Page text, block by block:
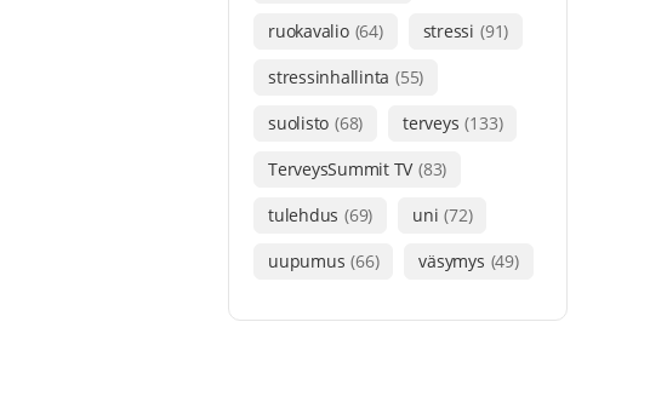
ruokavalio (64) stressi (91)
stressinhallinta (55)
suolisto (68) terveys (133)
TerveysSummit TV (83)
tulehdus (69) uni (72)
uupumus (66) väsymys (49)